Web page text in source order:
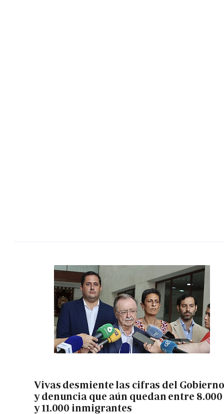
Vivas desmiente las cifras del
y denuncia que aún quedan entre 8.000
y 11.000 inmigrantes